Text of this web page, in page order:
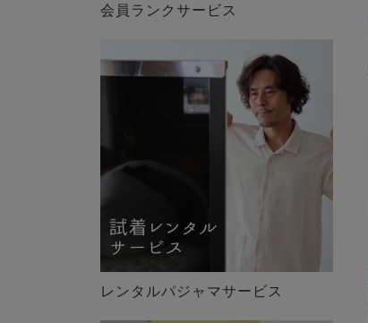
会員ランクサービス
レンタルパジャマサービス